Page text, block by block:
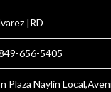
|RD
656-5405
Plaza Naylin